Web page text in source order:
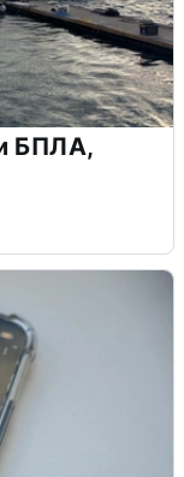
БПЛА,